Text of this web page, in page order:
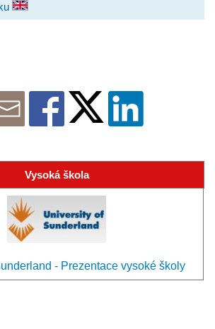
Vysoká škola
- Prezentace vysoké školy